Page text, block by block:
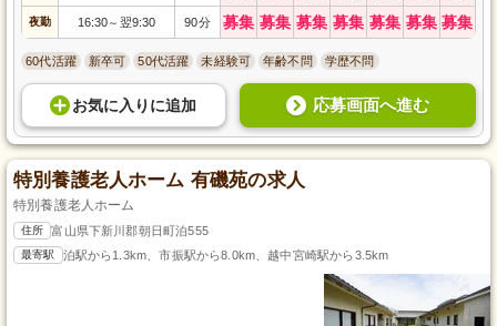
夜勤 16:30～ 翌9:30 90分 募集 募集 募集 募集 募集 募集 募集
60代活躍 新卒可 50代活躍 未経験可 年齢不問 学歴不問
お気に入り に追加 応募画面へ進む
特別養護老人ホーム 有磯苑の求人
特別養護老人ホーム
住所 富山県下新川郡朝日町泊555
最寄駅 泊駅から1.3km、市振駅から8.0km、越中宮崎駅から3.5km